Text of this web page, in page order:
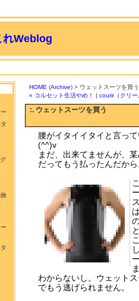
れWeblog
HOME (Archive) > ウェットスーツを買う
« コルセット生活やめ！
| courir（クリ
:. ウェットスーツを買う
腰がイタイイタイと言っ
(^^)v
まだ、出来てませんが、
だってもう払ったんだか
わからないし。ウェット
でもう逃げられません。